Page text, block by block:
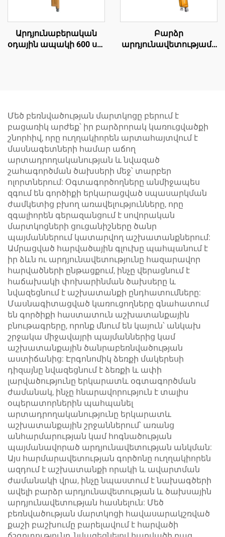
Արդյունաբերական
օդային ապակի 600 սմ³
Բարձր
արդյունավետությամբ
Մեծ բեռնվածության մարտկոցը բերում է
բացառիկ արժեք՝ իր բարձրորակ կառուցվածքի
շնորհիվ, որը ուղղակիորեն արտահայտվում է
մասնագետների համար աճող
արտադրողականության և նվազած
շահագործման ծախսերի մեջ՝ տարբեր
ոլորտներում: Օգտագործողները անմիջապես
զգում են գործիքի երկարացված սպասարկման
ժամկետից բխող առավելությունները, որը
զգալիորեն գերազանցում է սովորական
մարտկոցների ցուցանիշները ծանր
պայմաններում կատարվող աշխատանքներում:
Ամրացված հարվածային գլուխը պահպանում է
իր ձևն ու արդյունավետությունը հազարավոր
հարվածների ընթացքում, ինչը վերացնում է
հաճախակի փոխարինման ծախսերը և
նվազեցնում է աշխատանքի ընդհատումները:
Մասնագիտացված կառուցողները գնահատում
են գործիքի հաստատուն աշխատանքային
բնութագրերը, որոնք մնում են կայուն՝ անկախ
շրջակա միջավայրի պայմաններից կամ
աշխատանքային ծանրաբեռնվածության
աստիճանից: Էրգոնոմիկ ձեռքի մակերեսի
դիզայնը նվազեցնում է ձեռքի և ափի
լարվածությունը երկարատև օգտագործման
ժամանակ, ինչը հնարավորություն է տալիս
օպերատորներին պահպանել
արտադրողականությունը երկարատև
աշխատանքային շրջաններում՝ առանց
անհարմարության կամ հոգնածության
պայմանավորած արդյունավետության անկման:
Այս հարմարավետության գործոնը ուղղակիորեն
ազդում է աշխատանքի որակի և ավարտման
ժամանակի վրա, ինչը նպաստում է նախագծերի
ավելի բարձր արդյունավետության և ծախսային
արդյունավետության հասնելուն: Մեծ
բեռնվածության մարտկոցի հավասարակշռված
քաշի բաշխումը բարելավում է հարվածի